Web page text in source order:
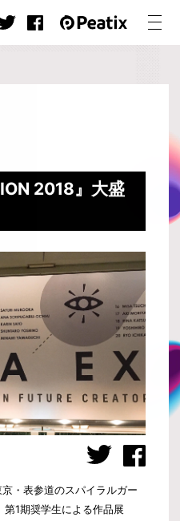
2018』大盛
・表参道のスパイラルガー
1期奨学生による作品展